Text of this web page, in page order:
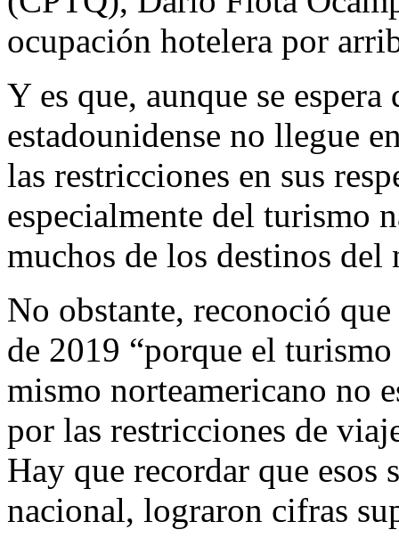
ocupación hotelera por
Y es que, aunque se
estadounidense no llegue
las restricciones en sus
especialmente del turismo
muchos de los destinos
No obstante, reconoció
de 2019 “porque el
mismo norteamericano no
por las restricciones de
Hay que recordar que esos
nacional, lograron cifras